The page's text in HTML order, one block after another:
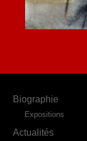
Biographie
Expositions
Actualités